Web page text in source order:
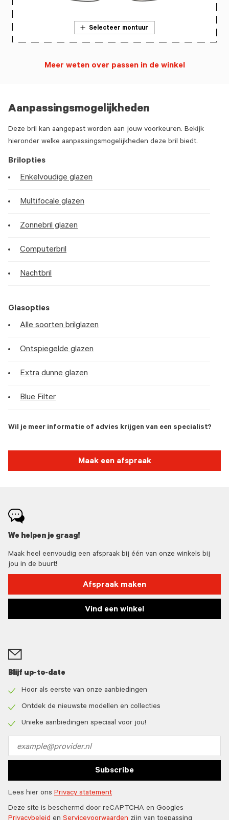
Aanpassingsmogelijkheden
Deze bril kan aangepast worden aan jouw voorkeuren. Bekijk
hieronder welke aanpassingsmogelijkheden deze bril biedt.
Brilopties
Enkelvoudige glazen
Multifocale glazen
Zonnebril glazen
Computerbril
Nachtbril
Glasopties
Alle soorten brilglazen
Ontspiegelde glazen
Extra dunne glazen
Blue Filter
Wil je meer informatie of advies krijgen van een specialist?
Maak een afspraak
Selecteer montuur
Meer weten over passen in de winkel
We helpen je graag!
Maak heel eenvoudig een afspraak bij één van onze winkels bij
jou in de buurt!
Afspraak maken
Vind een winkel
Blijf up-to-date
icon
Hoor als eerste van onze aanbiedingen
icon
Ontdek de nieuwste modellen en collecties
Unieke aanbiedingen speciaal voor jou!
address
Subscribe
Lees hier ons Privacy statement
Deze site is beschermd door reCAPTCHA en Googles